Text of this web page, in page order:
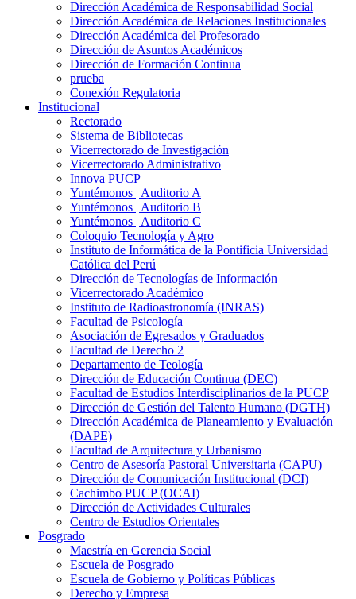
Dirección Académica de Responsabilidad Social
Dirección Académica de Relaciones Institucionales
Dirección Académica del Profesorado
Dirección de Asuntos Académicos
Dirección de Formación Continua
prueba
Conexión Regulatoria
Institucional
Rectorado
Sistema de Bibliotecas
Vicerrectorado de Investigación
Vicerrectorado Administrativo
Innova PUCP
Yuntémonos | Auditorio A
Yuntémonos | Auditorio B
Yuntémonos | Auditorio C
Coloquio Tecnología y Agro
Instituto de Informática de la Pontificia Universidad
Católica del Perú
Dirección de Tecnologías de Información
Vicerrectorado Académico
Instituto de Radioastronomía (INRAS)
Facultad de Psicología
Asociación de Egresados y Graduados
Facultad de Derecho 2
Departamento de Teología
Dirección de Educación Continua (DEC)
Facultad de Estudios Interdisciplinarios de la PUCP
Dirección de Gestión del Talento Humano (DGTH)
Dirección Académica de Planeamiento y Evaluación
(DAPE)
Facultad de Arquitectura y Urbanismo
Centro de Asesoría Pastoral Universitaria (CAPU)
Dirección de Comunicación Institucional (DCI)
Cachimbo PUCP (OCAI)
Dirección de Actividades Culturales
Centro de Estudios Orientales
Posgrado
Maestría en Gerencia Social
Escuela de Posgrado
Escuela de Gobierno y Políticas Públicas
Derecho y Empresa